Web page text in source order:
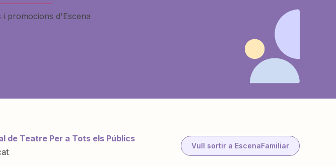
promocions d'Escena
de Teatre Per a Tots els Públics
Vull sortir a EscenaFamiliar